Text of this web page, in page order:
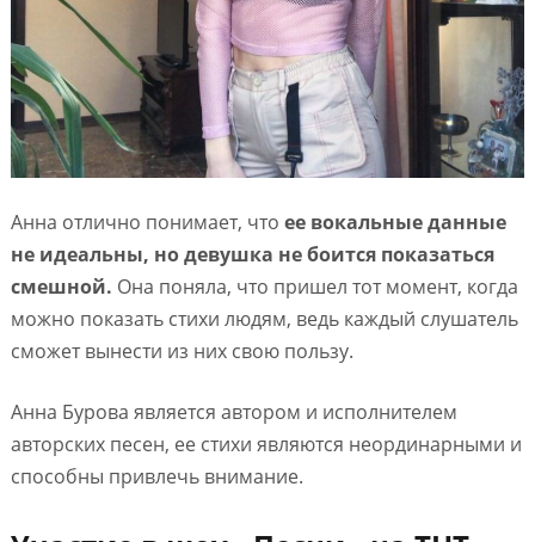
Анна отлично понимает, что ее вокальные данные
не идеальны, но девушка не боится показаться
смешной. Она поняла, что пришел тот момент, когда
можно показать стихи людям, ведь каждый слушатель
сможет вынести из них свою пользу.
Анна Бурова является автором и исполнителем
авторских песен, ее стихи являются неординарными и
способны привлечь внимание.